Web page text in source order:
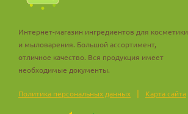
Интернет-магазин ингредиентов для косметики
и мыловарения. Большой ассортимент,
отличное качество. Вся продукция имеет
необходимые документы.
Политика персональных данных | Карта сайта